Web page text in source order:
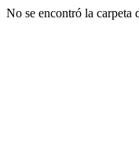
No se encontró la carpeta